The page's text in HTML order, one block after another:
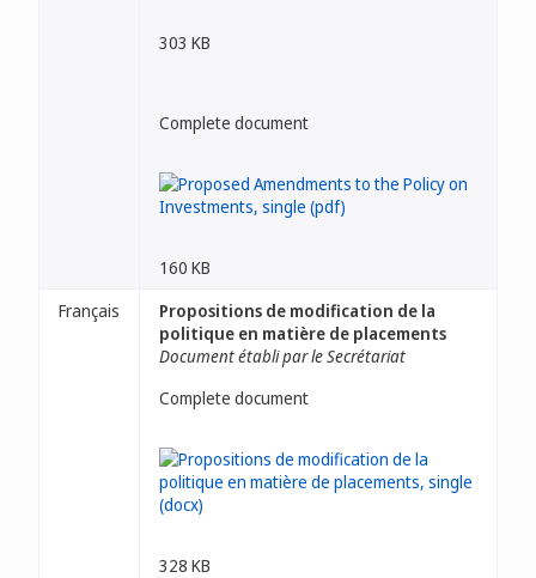
303 KB
Complete document
160 KB
Français
Propositions de modification de la
politique en matière de placements
Document établi par le Secrétariat
Complete document
328 KB